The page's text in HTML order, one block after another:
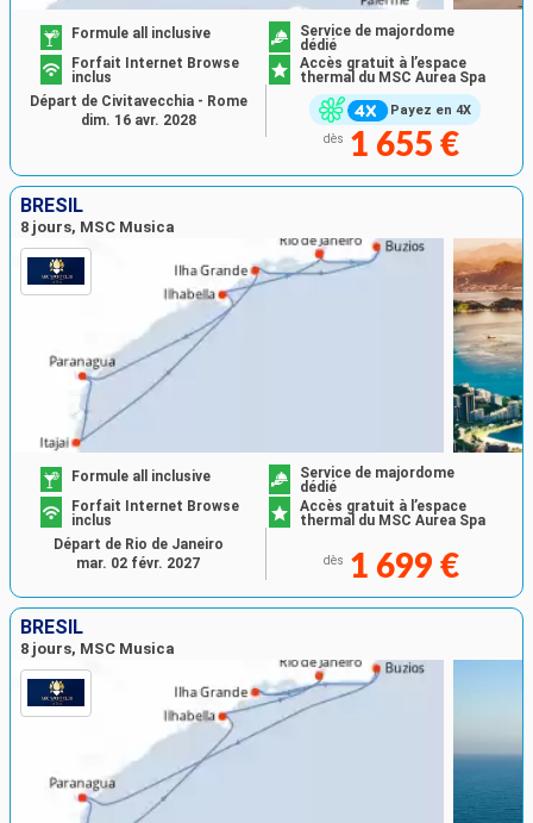
Payez en 4X
Formule all inclusive
Service de majordome
dédié
Forfait Internet Browse
inclus
Accès gratuit à l’espace
thermal du MSC Aurea Spa
dès 1 655 €
Départ de Civitavecchia - Rome
dim. 16 avr. 2028
BRÉSIL
8 jours, MSC Musica
Formule all inclusive
Service de majordome
dédié
Forfait Internet Browse
inclus
Accès gratuit à l’espace
thermal du MSC Aurea Spa
dès 1 699 €
Départ de Rio de Janeiro
mar. 02 févr. 2027
BRÉSIL
8 jours, MSC Musica